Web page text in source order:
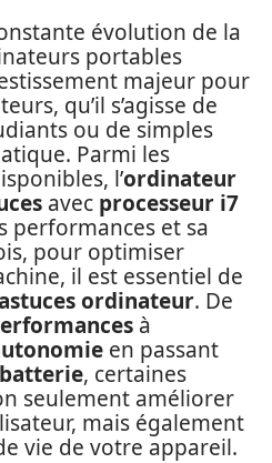
évolution de la
portables
majeur pour
qu’il s’agisse de
ou de simples
Parmi les
l’ordinateur
avec processeur i7
performances et sa
pour optimiser
il est essentiel de
ordinateur. De
à
en passant
, certaines
seulement améliorer
mais également
vie de votre appareil.